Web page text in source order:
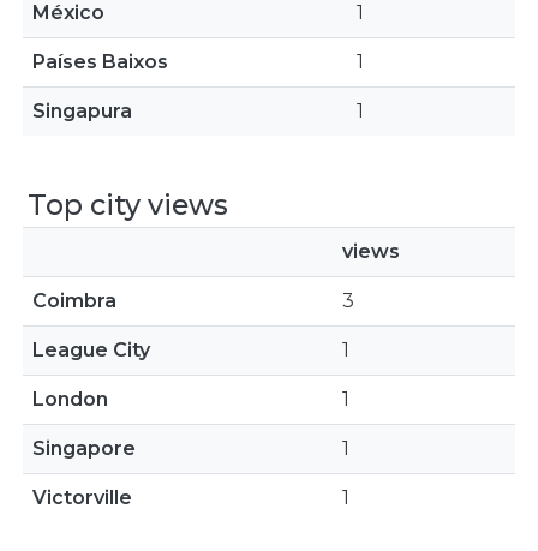
México 1
Países Baixos 1
Singapura 1
Top city views
views
Coimbra 3
League City 1
London 1
Singapore 1
Victorville 1